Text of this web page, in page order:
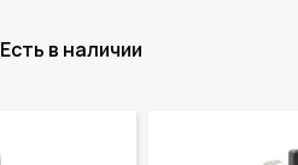
Есть в наличии